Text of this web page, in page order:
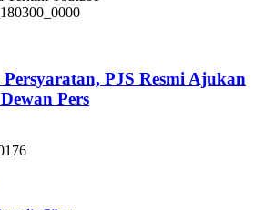
PJS Resmi Ajukan
Pers